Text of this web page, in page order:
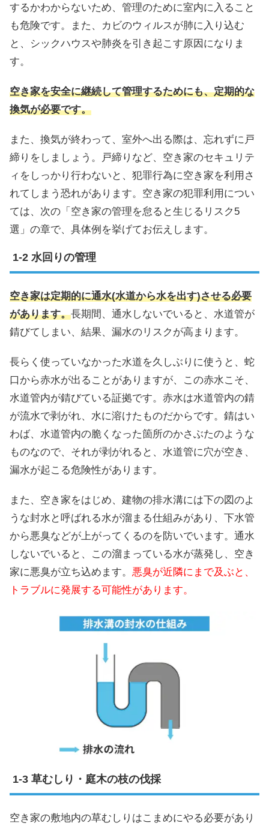
するかわからないため、管理のために室内に入ること
も危険です。また、カビのウィルスが肺に入り込む
と、シックハウスや肺炎を引き起こす原因になりま
す。
空き家を安全に継続して管理するためにも、定期的な
換気が必要です。
また、換気が終わって、室外へ出る際は、忘れずに戸
締りをしましょう。戸締りなど、空き家のセキュリテ
ィをしっかり行わないと、犯罪行為に空き家を利用さ
れてしまう恐れがあります。空き家の犯罪利用につい
ては、次の「空き家の管理を怠ると生じるリスク5
選」の章で、具体例を挙げてお伝えします。
水回りの管理
空き家は定期的に通水(水道から水を出す)させる必要
があります。長期間、通水しないでいると、水道管が
錆びてしまい、結果、漏水のリスクが高まります。
長らく使っていなかった水道を久しぶりに使うと、蛇
口から赤水が出ることがありますが、この赤水こそ、
水道管内が錆びている証拠です。赤水は水道管内の錆
が流水で剥がれ、水に溶けたものだからです。錆はい
わば、水道管内の脆くなった箇所のかさぶたのような
ものなので、それが剥がれると、水道管に穴が空き、
漏水が起こる危険性があります。
また、空き家をはじめ、建物の排水溝には下の図のよ
うな封水と呼ばれる水が溜まる仕組みがあり、下水管
から悪臭などが上がってくるのを防いでいます。通水
しないでいると、この溜まっている水が蒸発し、空き
家に悪臭が立ち込めます。 悪臭が近隣にまで及ぶと、
トラブルに発展する可能性があります。
草むしり・庭木の枝の伐採
空き家の敷地内の草むしりはこまめにやる必要があり